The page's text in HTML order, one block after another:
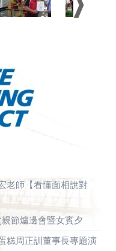
老師【看懂面相說對
節爐邊會暨女賓夕
糕周正訓董事長專題演